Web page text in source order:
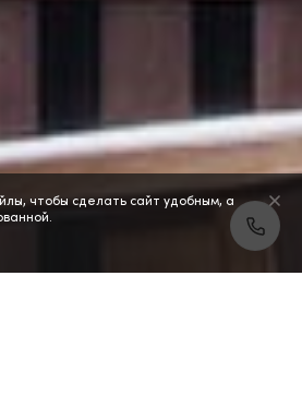
чтобы сделать сайт удобным, а